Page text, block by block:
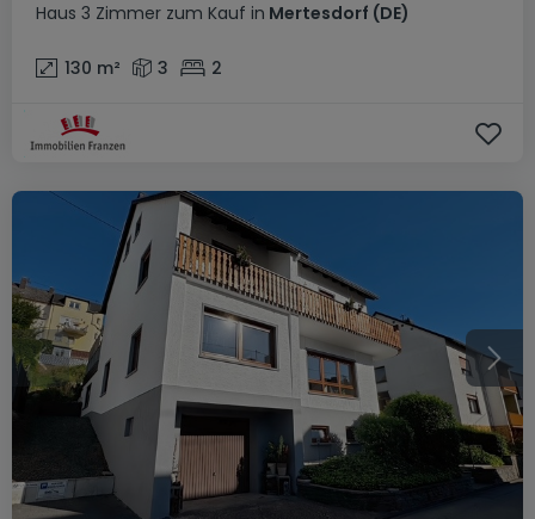
Haus 3 Zimmer zum Kauf in Mertesdorf (DE)
130 m² 3 2